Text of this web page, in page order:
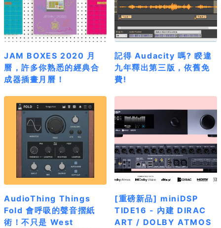
JAM BOXES 2020 月
曆，許多你熟悉的經典合
成器插畫月曆！
記得 Audacity 嗎? 睽違
九年釋出第三版，依舊免
費!
AudioThing Things
Fold 會呼吸的聲音摺紙
術！不只是 West
[重磅新品] miniDSP
TIDE16 - 內建 DIRAC
ART / DOLBY ATMOS